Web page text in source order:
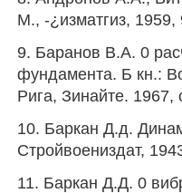
М., -¿изматгиз, 1959,
9. Баранов В.А. 0
фундамента. Б кн.:
Рига, Зинайте. 1967,
10. Баркан Д.д.
Стройвоениздат,
11. Баркан Д.Д. 0